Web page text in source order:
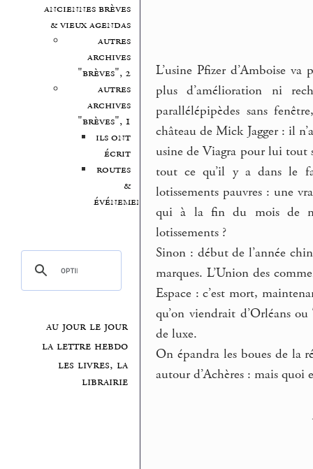
anciennes brèves
& vieux agendas
autres
archives
"brèves", 2
autres
archives
"brèves", 1
ils ont
écrit
routes
&
événements
au jour le jour
la lettre hebdo
les livres, la
librairie
L’usine Pfizer d’Amboise
plus d’amélioration ni
parallélépipèdes sans
château de Mick Jagger : il
usine de Viagra pour lui tout
tout ce qu’il y a dans le
lotissements pauvres : une
qui à la fin du mois de
lotissements ?
Sinon : début de l’année
marques. L’Union des
Espace : c’est mort,
qu’on viendrait d’Orléans
de luxe.
On épandra les boues de la
autour d’Achères : mais quoi